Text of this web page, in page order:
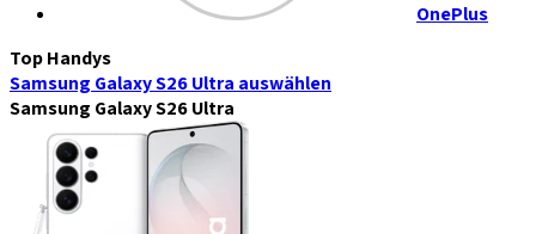
OnePlus
Top Handys
Samsung Galaxy S26 Ultra auswählen
Samsung Galaxy S26 Ultra